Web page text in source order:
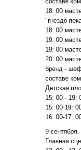
18: 00
"гнездо
18: 00
19: 00
19: 00
20: 00
бренд - шеф
составе
Детская
15: 00 - 19:
15: 00-19:
16: 00-17:
9 сентября.
Главная